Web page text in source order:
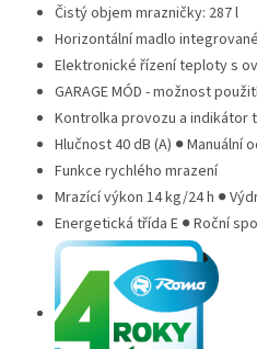
Čistý objem mrazničky: 287 l
Horizontální madlo
Elektronické řízení teploty s
GARAGE MÓD - možnost
Kontrolka provozu a indikátor
Hlučnost 40 dB (A) ● Manuální
Funkce rychlého mrazení
Mrazící výkon 14 kg/24 h ●
Energetická třída E ● Roční